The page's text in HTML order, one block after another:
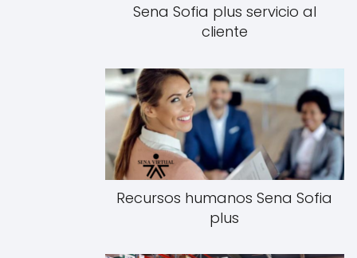
Sena Sofia plus servicio al
cliente
Recursos humanos Sena Sofia
plus